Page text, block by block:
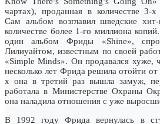
чартах), проданная в количестве 3-х
Сам альбом возглавил шведские
количестве более 1-го миллиона
один альбом Фриды «Shine»,
Лилиуайтом, известным по своей
«Simple Minds». Он продавался хуже,
несколько лет Фрида решила отойти
х она в третий раз вышла замуж,
работала в Министерстве Охраны
она наладила отношения с уже
В 1992 году Фрида вернулась в